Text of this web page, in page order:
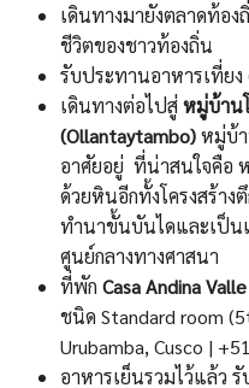
เดินทางมายังตลาดท้อง
ชีวิตของชาวท้องถิ่น
รับประทานอาหารเที่ยง
เดินทางต่อไปสู่หมู่บ้าน
(Ollantaytambo)หมู่บ้
อาศัยอยู่ ที่น่าสนใจคือ
ด้วยหินอีกทั้งโครงสร้าง
ทำนาขั้นบันไดและเป็น
ศูนย์กลางทางศาสนา
ที่พัก Casa Andina
ชนิด Standard room
Urubamba, Cusco |
อาหารเย็นรวมไว้แล้ว